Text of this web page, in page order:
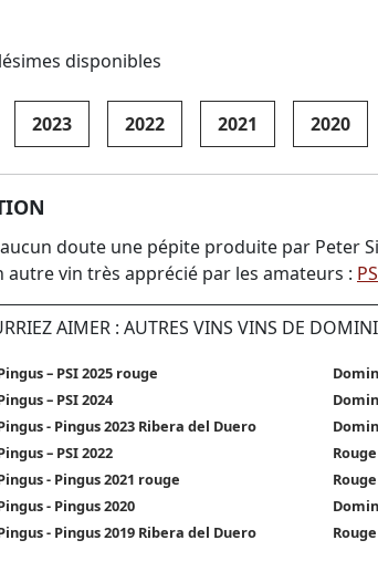
disponibles
2023 2022 2021 2020
aucun doute une pépite produite par Peter
autre vin très apprécié par les amateurs :
AIMER : AUTRES VINS VINS DE
– PSI 2025 rouge
– PSI 2024
- Pingus 2023 Ribera del Duero
– PSI 2022
- Pingus 2021 rouge
- Pingus 2020
- Pingus 2019 Ribera del Duero